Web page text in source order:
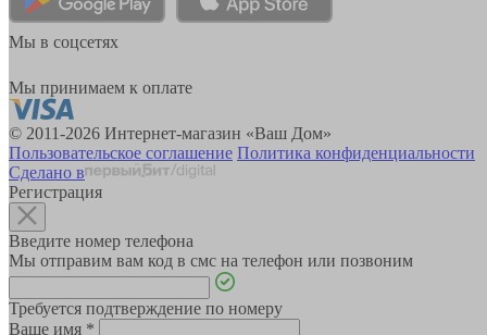
Мы в соцсетях
Мы принимаем к оплате
© 2011-2026 Интернет-магазин «Ваш Дом»
Пользовательское соглашение Политика конфиденциальности
Сделано в
Регистрация
Введите номер телефона
Мы отправим вам код в смс на телефон или позвоним
Требуется подтверждение по номеру
Ваше имя *